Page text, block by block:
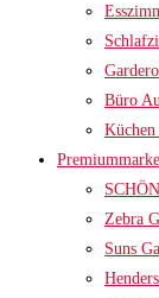
Büro
Küchen
Zebra
Suns